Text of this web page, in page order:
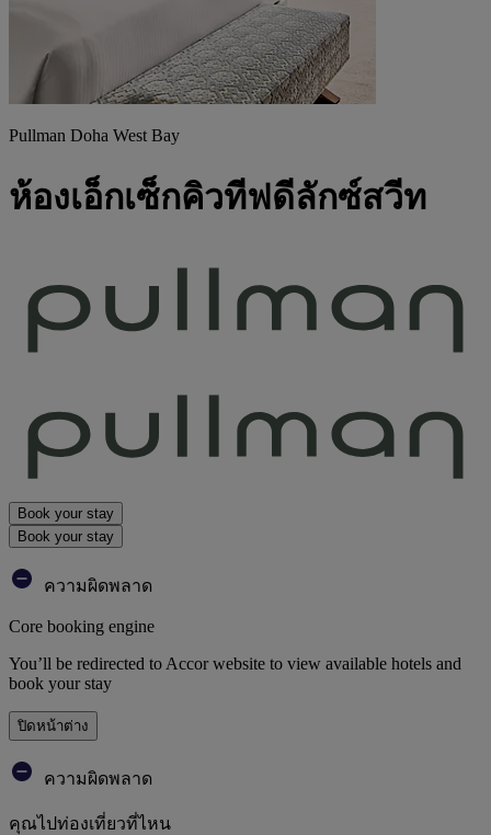
Pullman Doha West Bay
ห้องเอ็กเซ็กคิวทีฟดีลักซ์สวีท
Book your stay
Book your stay
ความผิดพลาด
Core booking engine
You’ll be redirected to Accor website to view available hotels and
book your stay
ปิดหน้าต่าง
ความผิดพลาด
คุณไปท่องเที่ยวที่ไหน